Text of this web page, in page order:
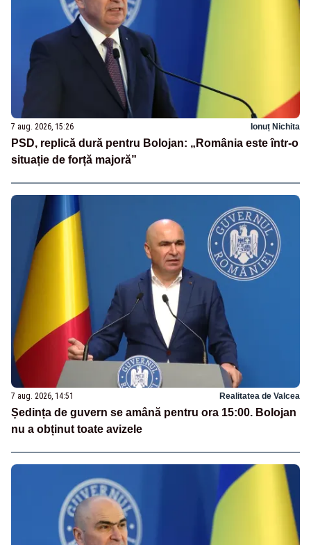
7 aug. 2026, 15:26 Ionuț Nichita
PSD, replică dură pentru Bolojan: „România este într-o
situație de forță majoră”
7 aug. 2026, 14:51 Realitatea de Valcea
Ședința de guvern se amână pentru ora 15:00. Bolojan
nu a obținut toate avizele